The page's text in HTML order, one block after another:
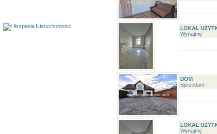
LOKAL
Wynajmę
DOM
Sprzedam
LOKAL
Wynajmę